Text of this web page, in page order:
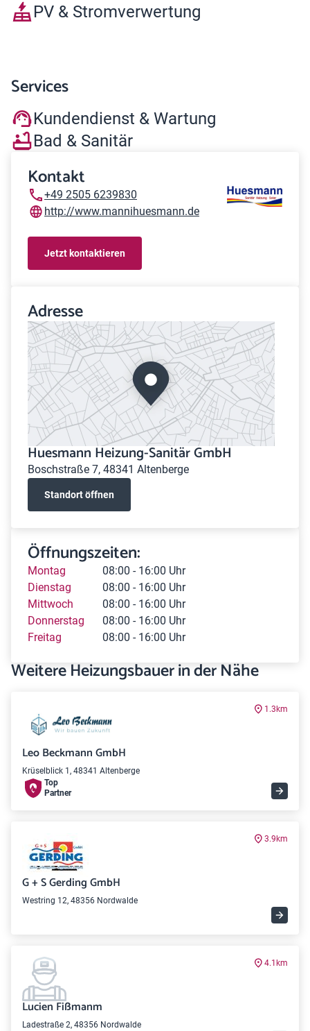
PV & Stromverwertung
Services
Kundendienst & Wartung
Bad & Sanitär
Kontakt
+49 2505 6239830
http://www.mannihuesmann.de
Jetzt kontaktieren
Adresse
Huesmann Heizung-Sanitär GmbH
Boschstraße 7, 48341 Altenberge
Standort öffnen
Öffnungszeiten:
Montag
08:00 - 16:00 Uhr
Dienstag
08:00 - 16:00 Uhr
Mittwoch
08:00 - 16:00 Uhr
Donnerstag
08:00 - 16:00 Uhr
Freitag
08:00 - 16:00 Uhr
Weitere Heizungsbauer in der Nähe
1.3km
Leo Beckmann GmbH
Krüselblick 1, 48341 Altenberge
Top
Partner
3.9km
G + S Gerding GmbH
Westring 12, 48356 Nordwalde
4.1km
Lucien Fißmanm
Ladestraße 2, 48356 Nordwalde